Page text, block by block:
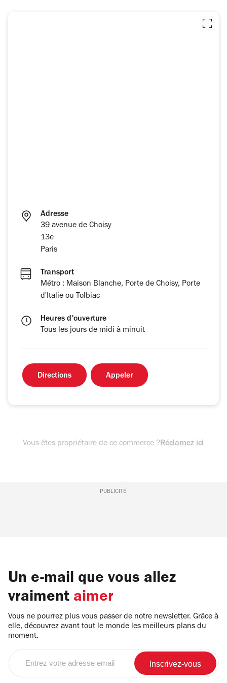
Adresse
39 avenue de Choisy
13e
Paris
Transport
Métro : Maison Blanche, Porte de Choisy, Porte
d'Italie ou Tolbiac
Heures d'ouverture
Tous les jours de midi à minuit
Directions Appeler
Vous êtes propriétaire de ce commerce ?Réclamez ici
PUBLICITÉ
Un e-mail que vous allez
vraiment aimer
Vous ne pourrez plus vous passer de notre newsletter. Grâce à
elle, découvrez avant tout le monde les meilleurs plans du
moment.